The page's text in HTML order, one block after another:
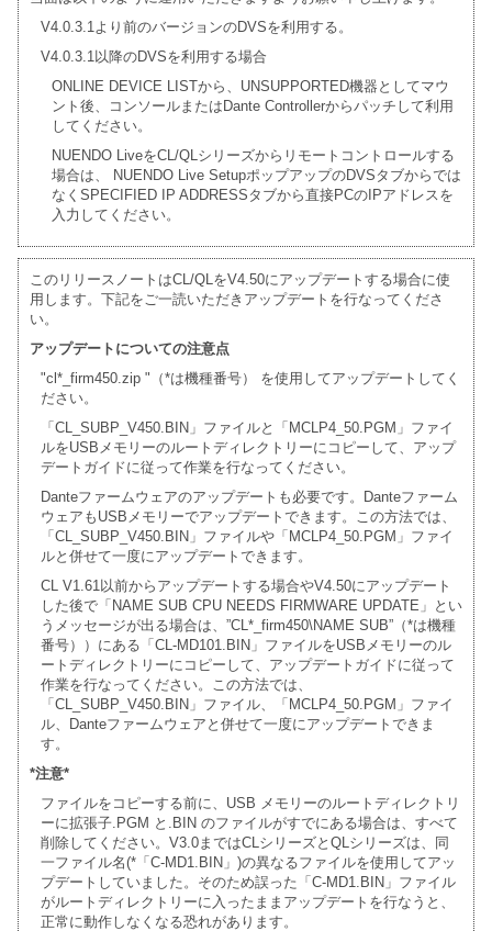
V4.0.3.1より前のバージョンのDVSを利用する。
V4.0.3.1以降のDVSを利用する場合
ONLINE DEVICE LISTから、UNSUPPORTED機器としてマウ
ント後、コンソールまたはDante Controllerからパッチして利用
してください。
NUENDO LiveをCL/QLシリーズからリモートコントロールする
場合は、 NUENDO Live SetupポップアップのDVSタブからでは
なくSPECIFIED IP ADDRESSタブから直接PCのIPアドレスを
入力してください。
このリリースノートはCL/QLをV4.50にアップデートする場合に使
用します。下記をご一読いただきアップデートを行なってくださ
い。
アップデートについての注意点
"cl*_firm450.zip "（*は機種番号） を使用してアップデートしてく
ださい。
「CL_SUBP_V450.BIN」ファイルと「MCLP4_50.PGM」ファイ
ルをUSBメモリーのルートディレクトリーにコピーして、アップ
デートガイドに従って作業を行なってください。
Danteファームウェアのアップデートも必要です。Danteファーム
ウェアもUSBメモリーでアップデートできます。この方法では、
「CL_SUBP_V450.BIN」ファイルや「MCLP4_50.PGM」ファイ
ルと併せて一度にアップデートできます。
CL V1.61以前からアップデートする場合やV4.50にアップデート
した後で「NAME SUB CPU NEEDS FIRMWARE UPDATE」とい
うメッセージが出る場合は、”CL*_firm450\NAME SUB”（*は機種
番号））にある「CL-MD101.BIN」ファイルをUSBメモリーのル
ートディレクトリーにコピーして、アップデートガイドに従って
作業を行なってください。この方法では、
「CL_SUBP_V450.BIN」ファイル、「MCLP4_50.PGM」ファイ
ル、Danteファームウェアと併せて一度にアップデートできま
す。
*注意*
ファイルをコピーする前に、USB メモリーのルートディレクトリ
ーに拡張子.PGM と.BIN のファイルがすでにある場合は、すべて
削除してください。V3.0まではCLシリーズとQLシリーズは、同
一ファイル名(*「C-MD1.BIN」)の異なるファイルを使用してアッ
プデートしていました。そのため誤った「C-MD1.BIN」ファイル
がルートディレクトリーに入ったままアップデートを行なうと、
正常に動作しなくなる恐れがあります。